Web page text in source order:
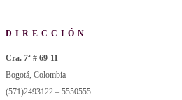
DIRECCIÓN
Cra. 7ª # 69-11
Bogotá, Colombia
(571)2493122 – 5550555